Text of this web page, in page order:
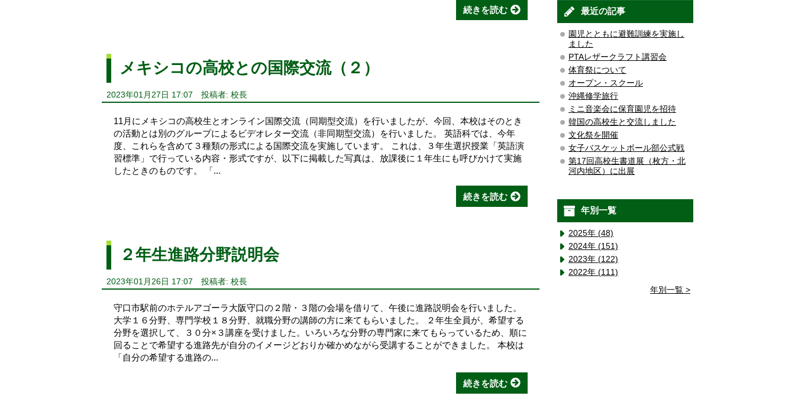
続きを読む
メキシコの高校との国際交流（２）
2023年01月27日 17:07 投稿者: 校長
11月にメキシコの高校生とオンライン国際交流（同期型交流）を行いましたが、今回、本校はそのとき
の活動とは別のグループによるビデオレター交流（非同期型交流）を行いました。 英語科では、今年
度、これらを含めて３種類の形式による国際交流を実施しています。 これは、３年生選択授業「英語演
習標準」で行っている内容・形式ですが、以下に掲載した写真は、放課後に１年生にも呼びかけて実施
したときのものです。 「...
続きを読む
２年生進路分野説明会
2023年01月26日 17:07 投稿者: 校長
守口市駅前のホテルアゴーラ大阪守口の２階・３階の会場を借りて、午後に進路説明会を行いました。
大学１６分野、専門学校１８分野、就職分野の講師の方に来てもらいました。 ２年生全員が、希望する
分野を選択して、３０分×３講座を受けました。いろいろな分野の専門家に来てもらっているため、順に
回ることで希望する進路先が自分のイメージどおりか確かめながら受講することができました。 本校は
「自分の希望する進路の...
続きを読む
最近の記事
園児とともに避難訓練を実施し
ました
PTAレザークラフト講習会
体育祭について
オープン・スクール
沖縄修学旅行
ミニ音楽会に保育園児を招待
韓国の高校生と交流しました
文化祭を開催
女子バスケットボール部公式戦
第17回高校生書道展（枚方・北
河内地区）に出展
年別一覧
2025年 (48)
2024年 (151)
2023年 (122)
2022年 (111)
年別一覧 >